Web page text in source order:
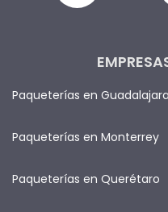
Paqueterías en Guadalajara
Paqueterías en Monterrey
Paqueterías en Querétaro